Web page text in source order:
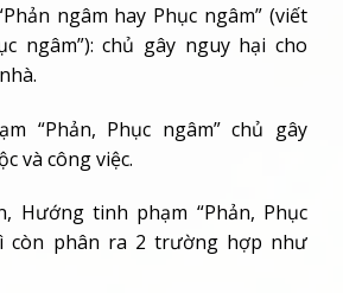
ngâm hay Phục ngâm” (viết
ngâm”): chủ gây nguy hại cho
“Phản, Phục ngâm” chủ gây
và công việc.
Hướng tinh phạm “Phản, Phục
còn phân ra 2 trường hợp như